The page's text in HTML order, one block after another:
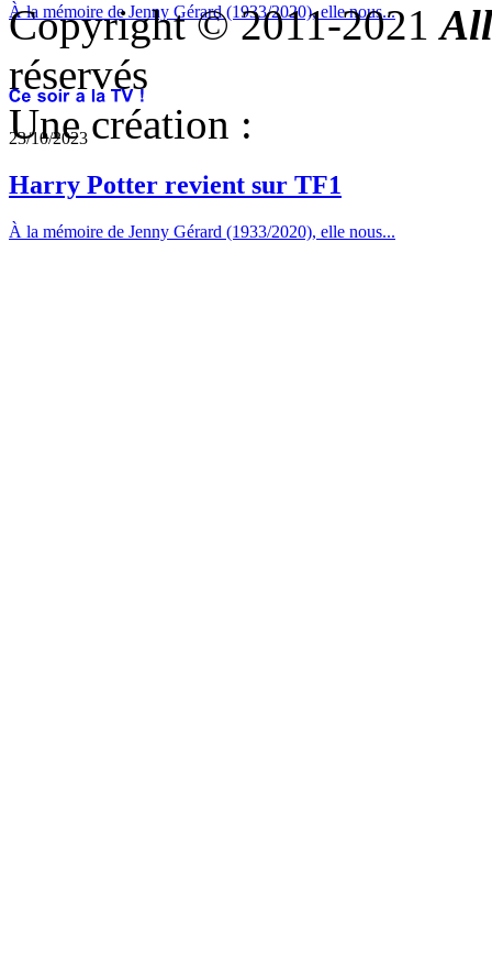
À la mémoire de Jenny Gérard (1933/2020), elle nous...
23/10/2023
Harry Potter revient sur TF1
À la mémoire de Jenny Gérard (1933/2020), elle nous...
Copyright © 2011-2021
réservés
Une création :